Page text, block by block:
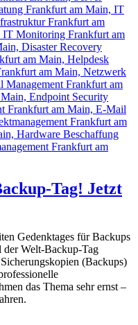
Tag! Jetzt
Gedenktages für Backups
Welt-Backup-Tag
(Backups)
das Thema sehr ernst –